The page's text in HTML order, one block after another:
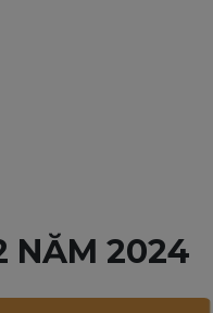
NĂM 2024